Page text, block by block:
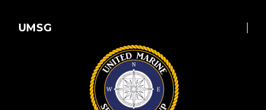
UMSG